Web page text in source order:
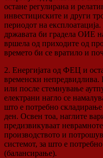
остане регулирана и
инвестициските и други
периодот на
државата би градела ОИЕ
вршела од приходите од
времето би се вратило и
2. Енергијата од ФЕЦ и
временски непредвидлива.
или после стемнување
електрани нагло се
што е потребно складирање
ден. Освен тоа, наглите
предизвикуваат
производството и
системот, за што е
(балансирање).